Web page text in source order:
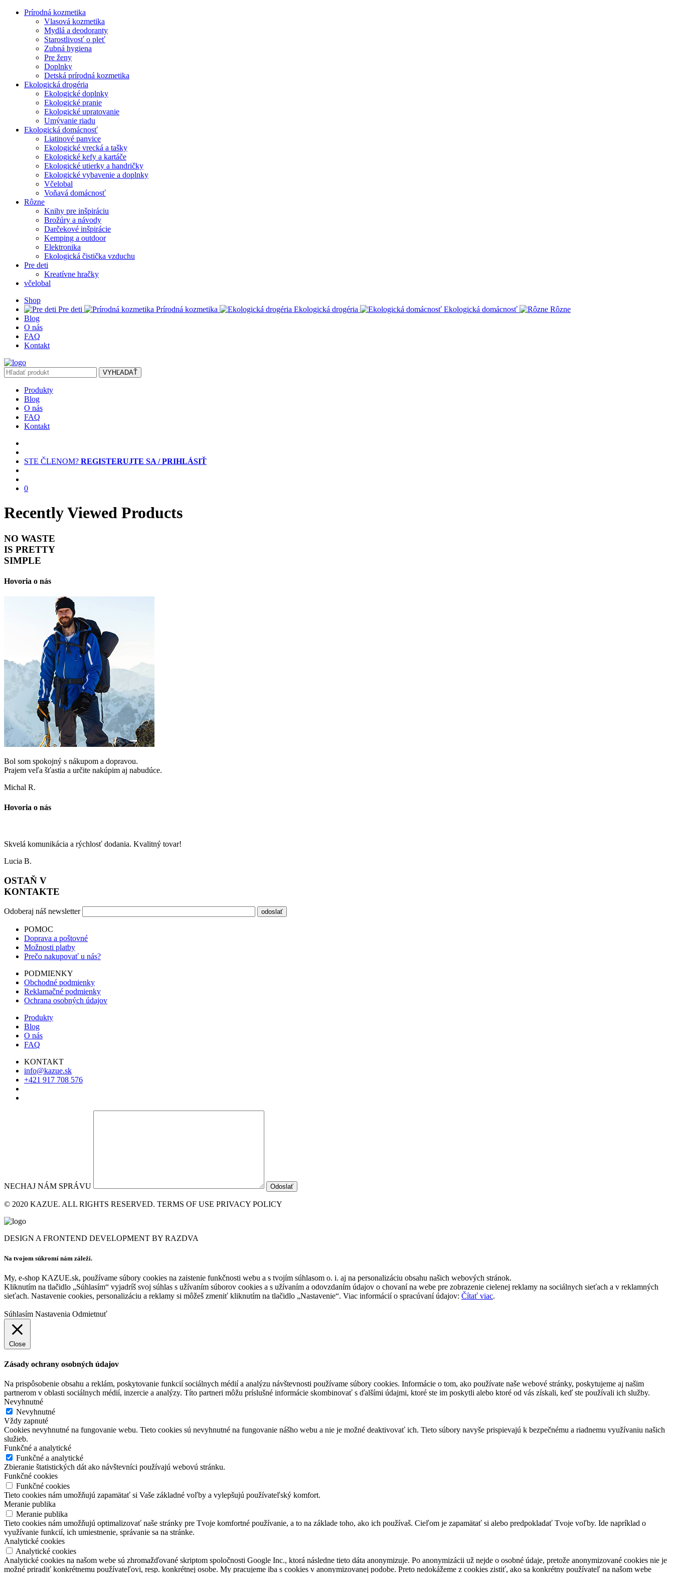
Prírodná kozmetika
Vlasová kozmetika
Mydlá a deodoranty
Starostlivosť o pleť
Zubná hygiena
Pre ženy
Doplnky
Detská prírodná kozmetika
Ekologická drogéria
Ekologické doplnky
Ekologické pranie
Ekologické upratovanie
Umývanie riadu
Ekologická domácnosť
Liatinové panvice
Ekologické vrecká a tašky
Ekologické kefy a kartáče
Ekologické utierky a handričky
Ekologické vybavenie a doplnky
Včelobal
Voňavá domácnosť
Rôzne
Knihy pre inšpiráciu
Brožúry a návody
Darčekové inšpirácie
Kemping a outdoor
Elektronika
Ekologická čistička vzduchu
Pre deti
Kreatívne hračky
včelobal
Shop
Pre deti
Prírodná kozmetika Ekologická drogéria Ekologická domácnosť
Rôzne
Blog
O nás
FAQ
Kontakt
VYHĽADAŤ
Produkty
Blog
O nás
FAQ
Kontakt
STE ČLENOM? REGISTERUJTE SA / PRIHLÁSIŤ
0
Recently Viewed Products
NO WASTE
IS PRETTY
SIMPLE
Hovoria o nás
Bol som spokojný s nákupom a dopravou.
Prajem veľa šťastia a určite nakúpim aj nabudúce.
Michal R.
Hovoria o nás
Skvelá komunikácia a rýchlosť dodania. Kvalitný tovar!
Lucia B.
OSTAŇ V
KONTAKTE
Odoberaj náš newsletter
POMOC
Doprava a poštovné
Možnosti platby
Prečo nakupovať u nás?
PODMIENKY
Obchodné podmienky
Reklamačné podmienky
Ochrana osobných údajov
Produkty
Blog
O nás
FAQ
KONTAKT
info@kazue.sk
+421 917 708 576
NECHAJ NÁM SPRÁVU
© 2020 KAZUE. ALL RIGHTS RESERVED. TERMS OF USE PRIVACY POLICY
DESIGN A FRONTEND DEVELOPMENT BY RAZDVA
Na tvojom súkromí nám záleží.
My, e-shop KAZUE.sk, používame súbory cookies na zaistenie funkčnosti webu a s tvojím súhlasom o. i. aj na personalizáciu obsahu našich webových stránok.
Kliknutím na tlačidlo „Súhlasím“ vyjadríš svoj súhlas s užívaním súborov cookies a s užívaním a odovzdaním údajov o chovaní na webe pre zobrazenie cielenej reklamy na sociálnych sieťach a v reklamných
sieťach. Nastavenie cookies, personalizáciu a reklamy si môžeš zmeniť kliknutím na tlačidlo „Nastavenie“. Viac informácií o spracúvaní údajov: Čítať viac.
Súhlasím Nastavenia Odmietnuť
Close
Zásady ochrany osobných údajov
Na prispôsobenie obsahu a reklám, poskytovanie funkcií sociálnych médií a analýzu návštevnosti používame súbory cookies. Informácie o tom, ako používate naše webové stránky, poskytujeme aj našim
partnerom v oblasti sociálnych médií, inzercie a analýzy. Títo partneri môžu príslušné informácie skombinovať s ďalšími údajmi, ktoré ste im poskytli alebo ktoré od vás získali, keď ste používali ich služby.
Nevyhnutné
Nevyhnutné
Vždy zapnuté
Cookies nevyhnutné na fungovanie webu. Tieto cookies sú nevyhnutné na fungovanie nášho webu a nie je možné deaktivovať ich. Tieto súbory navyše prispievajú k bezpečnému a riadnemu využívaniu našich
služieb.
Funkčné a analytické
Funkčné a analytické
Zbieranie štatistických dát ako návštevníci používajú webovú stránku.
Funkčné cookies
Funkčné cookies
Tieto cookies nám umožňujú zapamätať si Vaše základné voľby a vylepšujú používateľský komfort.
Meranie publika
Meranie publika
Tieto cookies nám umožňujú optimalizovať naše stránky pre Tvoje komfortné používanie, a to na základe toho, ako ich používaš. Cieľom je zapamätať si alebo predpokladať Tvoje voľby. Ide napríklad o
využívanie funkcií, ich umiestnenie, správanie sa na stránke.
Analytické cookies
Analytické cookies
Analytické cookies na našom webe sú zhromažďované skriptom spoločnosti Google Inc., ktorá následne tieto dáta anonymizuje. Po anonymizácii už nejde o osobné údaje, pretože anonymizované cookies nie je
možné priradiť konkrétnemu používateľovi, resp. konkrétnej osobe. My pracujeme iba s cookies v anonymizovanej podobe. Preto nedokážeme z cookies zistiť, ako sa konkrétny používateľ na našom webe